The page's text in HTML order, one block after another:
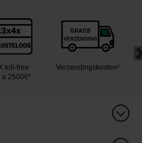
toll-free
2500€²
Verzendingskosten¹